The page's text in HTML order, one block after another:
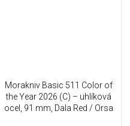
Morakniv Basic 511 Color of
the Year 2026 (C) – uhlíková
ocel, 91 mm, Dala Red / Orsa